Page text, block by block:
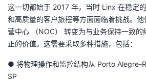
堂
我
的
我
我
的
技
我
的
这一切都始于 2017 年，当时 Linx 在稳定
和高质量的客户旅程等方面面临着挑战。
营中心 （NOC） 转变为与业务保持一致的
正的价值。这需要采取多种措施，包括：
● 将物理操作和监控结构从 Porto Alegre-
SP